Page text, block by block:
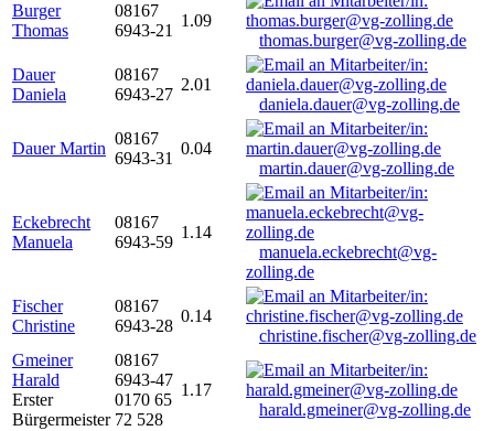
Burger
Thomas
08167
6943-21
1.09
thomas.burger@vg-zolling.de
Dauer
Daniela
08167
6943-27
2.01
daniela.dauer@vg-zolling.de
Dauer Martin
08167
6943-31
0.04
martin.dauer@vg-zolling.de
Eckebrecht
Manuela
08167
6943-59
1.14
manuela.eckebrecht@vg-
zolling.de
Fischer
Christine
08167
6943-28
0.14
christine.fischer@vg-zolling.de
Gmeiner
Harald
Erster
Bürgermeister
08167
6943-47
0170 65
72 528
1.17
harald.gmeiner@vg-zolling.de